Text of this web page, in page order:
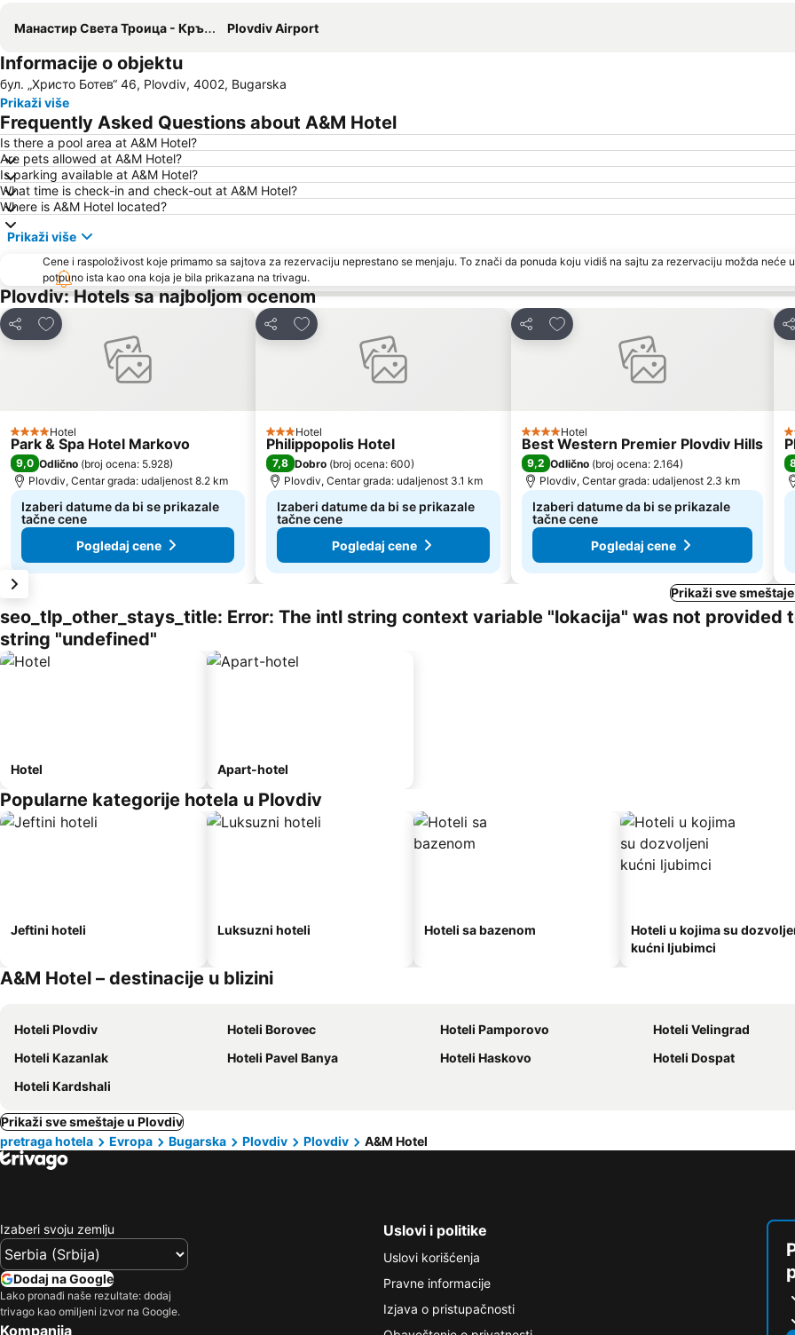
Манастир Свeта Троица - Кръстова гора Plovdiv Airport
Informacije o objektu
бул. „Христо Ботев“ 46, Plovdiv, 4002, Bugarska
Prikaži više
Frequently Asked Questions about A&M Hotel
Is there a pool area at A&M Hotel?
Are pets allowed at A&M Hotel?
Is parking available at A&M Hotel?
What time is check-in and check-out at A&M Hotel?
Where is A&M Hotel located?
Prikaži više
Cene i raspoloživost koje primamo sa sajtova za rezervaciju neprestano se menjaju. To znači da ponuda koju vidiš na sajtu za rezervaciju možda neće
potpuno ista kao ona koja je bila prikazana na trivagu.
Plovdiv: Hotels sa najboljom ocenom
Deli
Dodati u favorite
4 Zvezdice
Hotel
Park & Spa Hotel Markovo
9,0 Odlično (broj ocena: 5.928)
Plovdiv, Centar grada: udaljenost 8.2 km
Izaberi datume da bi se prikazale
tačne cene
Pogledaj cene
Deli
Dodati u favorite
3 Zvezdice
Hotel
Philippopolis Hotel
7,8 Dobro (broj ocena: 600)
Plovdiv, Centar grada: udaljenost 3.1 km
Izaberi datume da bi se prikazale
tačne cene
Pogledaj cene
Deli
Dodati u favorite
4 Zvezdice
Hotel
Best Western Premier Plovdiv Hills
9,2 Odlično (broj ocena: 2.164)
Plovdiv, Centar grada: udaljenost 2.3 km
Izaberi datume da bi se prikazale
tačne cene
Pogledaj cene
Deli
3
Prikaži sve
seo_tlp_other_stays_title: Error: The intl string context variable "lokacija" was not provided
string "undefined"
Hotel Apart-hotel
Popularne kategorije hotela u Plovdiv
Jeftini hoteli Luksuzni hoteli Hoteli sa bazenom
Hoteli u kojima su
kućni ljubimci
A&M Hotel – destinacije u blizini
Hoteli Plovdiv Hoteli Borovec Hoteli Pamporovo
Hoteli Velingrad
Hoteli Kazanlak
Hoteli Pavel Banya Hoteli Haskovo
Hoteli Dospat
Hoteli Kardshali
Prikaži sve smeštaje u Plovdiv
pretraga hotela
Evropa Bugarska Plovdiv Plovdiv A&M Hotel
Izaberi svoju zemlju
Dodaj na Google
Lako pronađi naše rezultate: dodaj
trivago kao omiljeni izvor na Google.
Kompanija
Uslovi i politike
Uslovi korišćenja
Pravne informacije
Izjava o pristupačnosti